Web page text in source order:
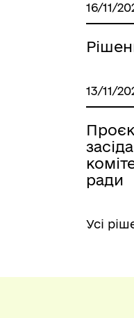
16/11/
13/11/
ради
Усі